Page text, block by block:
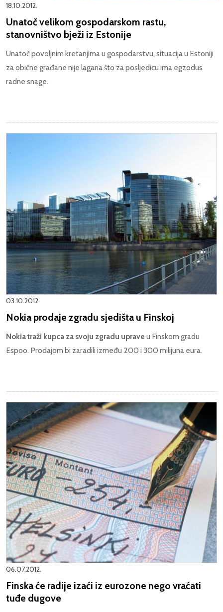
18.10.2012.
Unatoč velikom gospodarskom rastu,
stanovništvo bježi iz Estonije
Unatoč povoljnim kretanjima u gospodarstvu, situacija u Estoniji
za obične građane nije lagana što za posljedicu ima egzodus
radne snage.
03.10.2012.
Nokia prodaje zgradu sjedišta u Finskoj
Nokia traži kupca za svoju zgradu uprave u Finskom gradu
Espoo. Prodajom bi zaradili između 200 i 300 milijuna eura.
06.07.2012.
Finska će radije izaći iz eurozone nego vraćati
tuđe dugove